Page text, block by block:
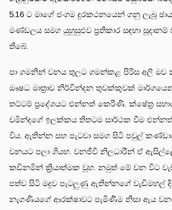
5.16 ට මාගේ ජංගම දුරකථනයෙන් ගනු ලැබූ
මණ්ඩලය සමග යුහුසුළුව ප්‍රතිකාර සඳහා
තිබේ.
පා ගමනින් වනය තුලට ගමන්කළ පිරිස අලි මව
ඖෂධ මාත්‍රාව නිර්වින්දන තුවක්කුවක්
තට්ටම් ප්‍රදේශයට එන්නත් කෙරිණි. ක්ෂේත්‍ර
චමින්දගේ ඉලක්කය තිතටම සාර්ථක වීම
විය. ඇතින්න සහ පැටවා සමග සිටි පවුල්
වනයට පලා ගියහ. වනජීවී නිලධාරීන් ඒ
කඩිනමින් ක්‍රියාත්මක වූහ. නමුත් මේ වන විට
පත්ව සිටි මදුව පැටලුණු ඇතින්නගේ වැඩිමහල්
නැගණියගේ ආරක්ෂාවට පැමිණීම නිසා ඇය